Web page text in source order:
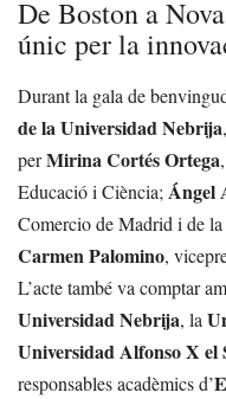
De Boston a
únic per la
Durant la gala de
de la Universidad Nebrija
perMirina Cortés Ortega
Educació i Ciència;Ángel
Comercio de Madrid i de
Carmen Palomino,
L’acte també va comptar
Universidad Nebrija, la
Universidad Alfonso X el
responsables acadèmics d’